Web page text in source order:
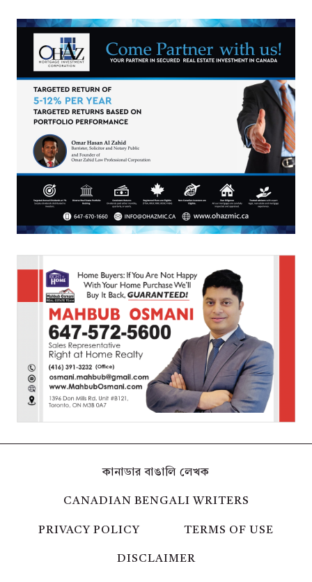
কানাডার বাঙালি লেখক
CANADIAN BENGALI WRITERS
PRIVACY POLICY TERMS OF USE
DISCLAIMER